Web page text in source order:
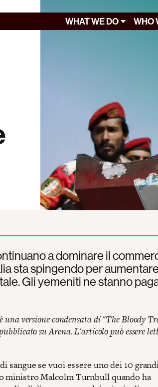
WHAT WE DO WHO
a dominare il
sta spingendo per
Gli yemeniti ne stanno
una versione condensata di "The Bloody
su Arena. L'articolo può essere
sangue se vuoi essere uno dei 10
ministro Malcolm Turnbull quando ha